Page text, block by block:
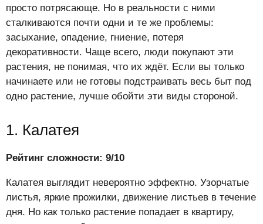
просто потрясающе. Но в реальности с ними
сталкиваются почти одни и те же проблемы:
засыхание, опадение, гниение, потеря
декоративности. Чаще всего, люди покупают эти
растения, не понимая, что их ждёт. Если вы только
начинаете или не готовы подстраивать весь быт под
одно растение, лучше обойти эти виды стороной.
1. Калатея
Рейтинг сложности: 9/10
Калатея выглядит невероятно эффектно. Узорчатые
листья, яркие прожилки, движение листьев в течение
дня. Но как только растение попадает в квартиру,